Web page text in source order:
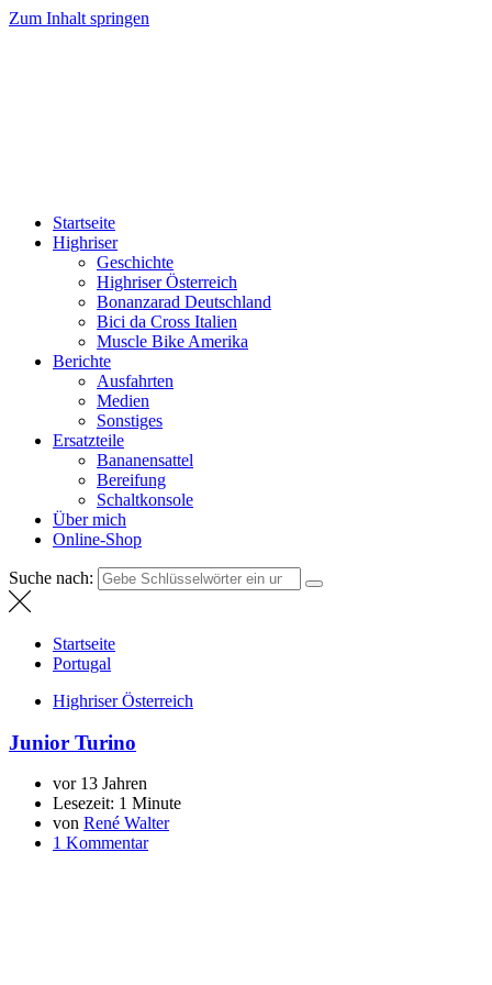
Zum Inhalt springen
Highriser / Bonanzarad / Bici da Cross / Muscle Bike
Startseite
Highriser
Geschichte
Highriser Österreich
Bonanzarad Deutschland
Bici da Cross Italien
Muscle Bike Amerika
Berichte
Ausfahrten
Medien
Sonstiges
Ersatzteile
Bananensattel
Bereifung
Schaltkonsole
Über mich
Online-Shop
Suche nach:
Startseite
Portugal
Highriser Österreich
Junior Turino
vor 13 Jahren
Lesezeit: 1 Minute
von René Walter
1 Kommentar